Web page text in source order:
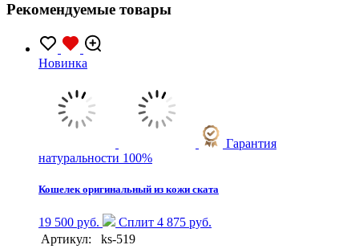
Рекомендуемые товары
Новинка
Гарантия
натуральности 100%
Кошелек оригинальный из кожи ската
19 500 руб.
Сплит 4 875 руб.
Артикул:
ks-519